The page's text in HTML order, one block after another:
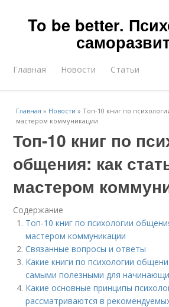
To be better.
Главная Новости Статьи
Главная » Новости »Топ-10 книг по
мастером коммуникации
Топ-10 книг по
общения: как
мастером
Содержание
Топ-10 книг по психологии
мастером коммуникации
Связанные вопросы и ответы
Какие книги по психологии
самыми полезными для
Какие основные принципы
рассматриваются в